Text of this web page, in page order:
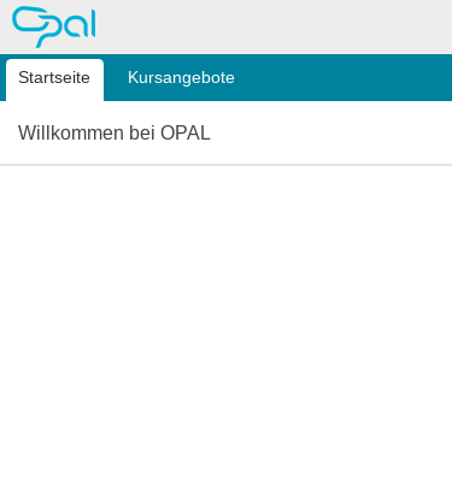
OPAL
Startseite Kursangebote
Willkommen bei OPAL